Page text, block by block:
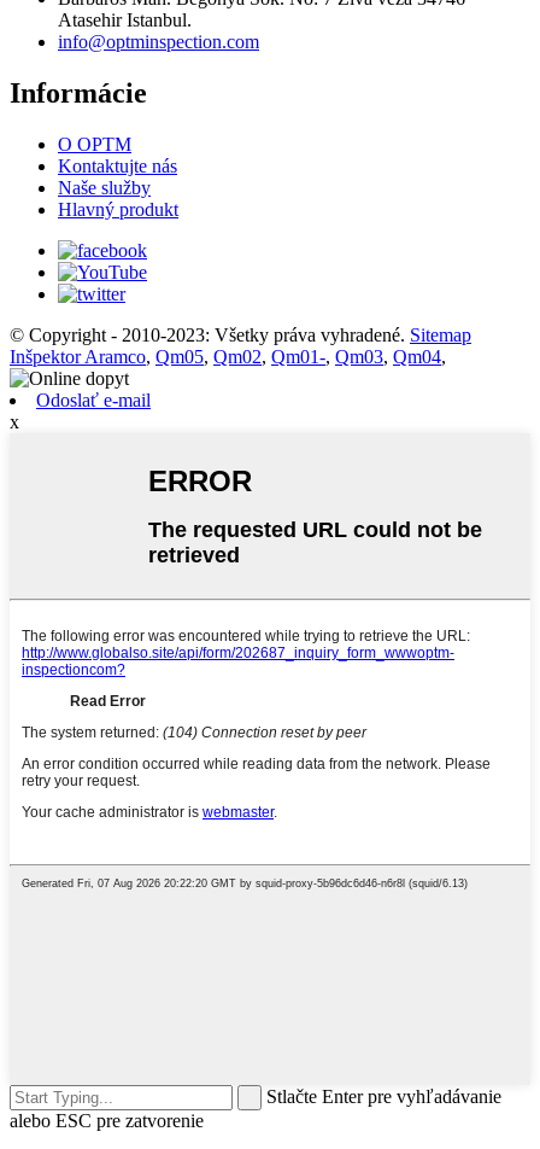
Atasehir Istanbul.
info@optminspection.com
Informácie
O OPTM
Kontaktujte nás
Naše služby
Hlavný produkt
© Copyright - 2010-2023: Všetky práva vyhradené. Sitemap
Inšpektor Aramco, Qm05, Qm02, Qm01-, Qm03, Qm04,
Odoslať e-mail
x
Stlačte Enter pre vyhľadávanie
alebo ESC pre zatvorenie